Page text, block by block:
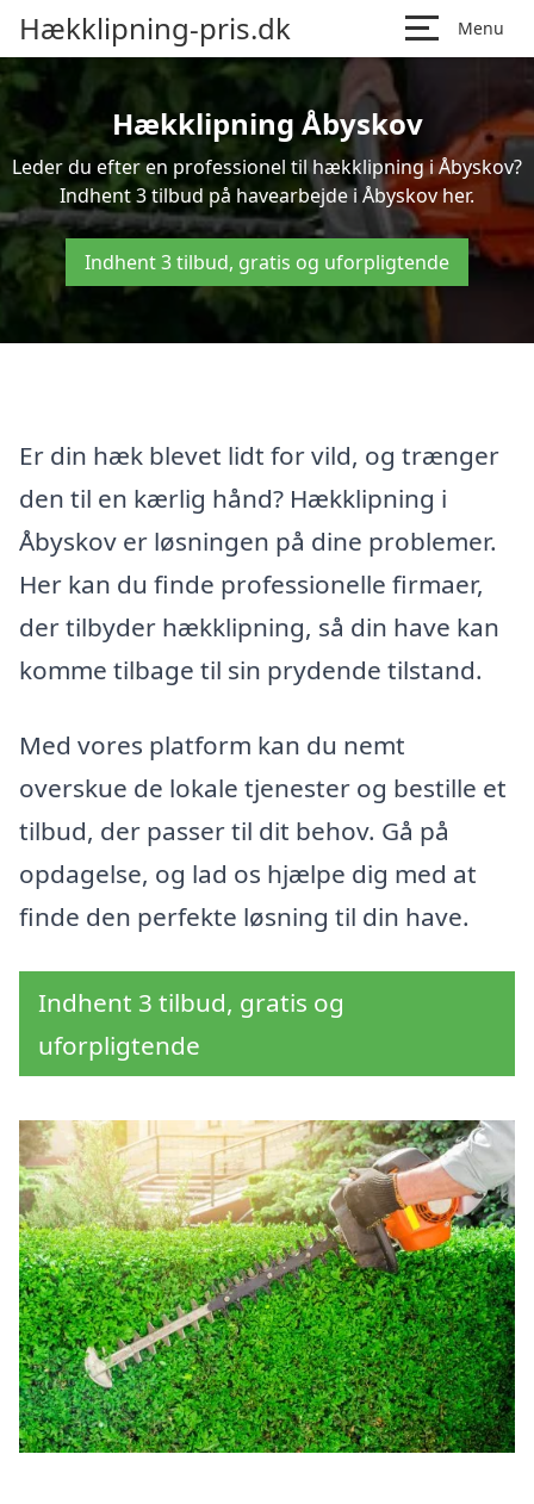
Hækklipning-pris.dk Menu
Hækklipning Åbyskov
Leder du efter en professionel til hækklipning i Åbyskov?
Indhent 3 tilbud på havearbejde i Åbyskov her.
Indhent 3 tilbud, gratis og uforpligtende
Er din hæk blevet lidt for vild, og trænger
den til en kærlig hånd? Hækklipning i
Åbyskov er løsningen på dine problemer.
Her kan du finde professionelle firmaer,
der tilbyder hækklipning, så din have kan
komme tilbage til sin prydende tilstand.
Med vores platform kan du nemt
overskue de lokale tjenester og bestille et
tilbud, der passer til dit behov. Gå på
opdagelse, og lad os hjælpe dig med at
finde den perfekte løsning til din have.
Indhent 3 tilbud, gratis og
uforpligtende